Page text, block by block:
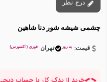
چشمی شیشه شور دنا شاهین
قیمت: به روز تهران فوری ( اکسپرس)